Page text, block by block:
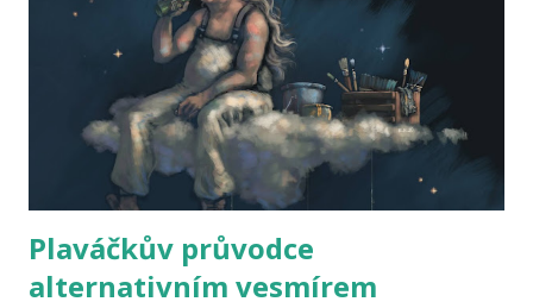
zjistil, že všichni včetně Galilea lidem lhali o kulatosti Země, takže
Jurij umřel v děsných mukách, aby to nikomu neřekl, když ještě
předtím se ukázalo, že byl v žoldu amerických židozedn...
Plaváčkův průvodce
alternativním vesmírem